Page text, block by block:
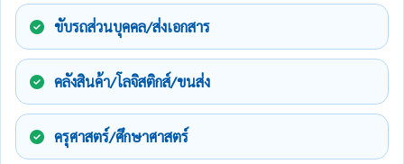
ขับรถส่วนบุคคล/ส่งเอกสาร
คลังสินค้า/โลจิสติกส์/ขนส่ง
ครุศาสตร์/ศึกษาศาสตร์